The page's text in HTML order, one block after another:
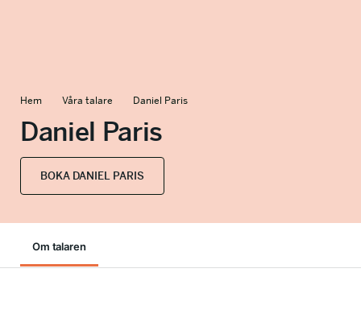
Hem Våra talare Daniel Paris
Daniel Paris
BOKA DANIEL PARIS
Om talaren